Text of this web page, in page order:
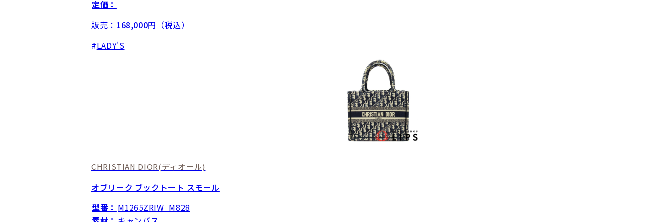
定価：
販売： 168,000円（税込）
LADY'S
CHRISTIAN DIOR(ディオール)
オブリーク ブックトート スモール
型番： M1265ZRIW_M828